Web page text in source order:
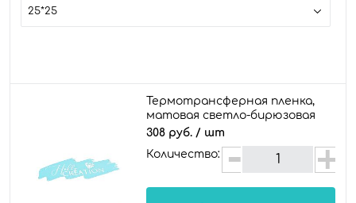
25*25
Термотрансферная пленка,
матовая светло-бирюзовая
308 руб. / шт
Количество: